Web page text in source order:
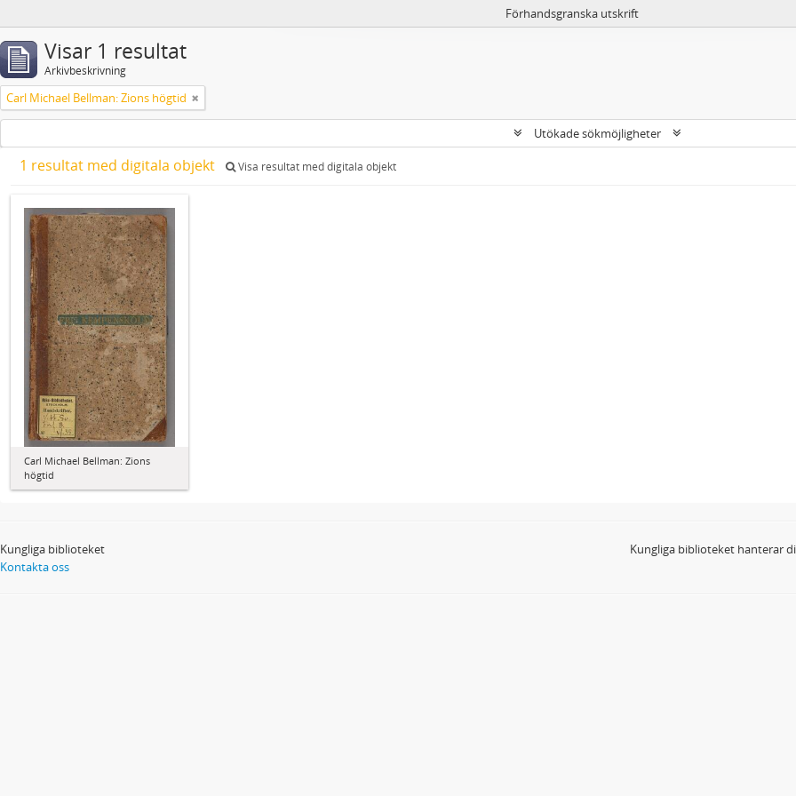
Förhandsgranska utskrift
Visar 1 resultat
Arkivbeskrivning
Carl Michael Bellman: Zions högtid
Utökade sökmöjligheter
1 resultat med digitala objekt Visa resultat med digitala objekt
Carl Michael Bellman: Zions
högtid
Kungliga biblioteket
Kontakta oss
Kungliga biblioteket hanterar